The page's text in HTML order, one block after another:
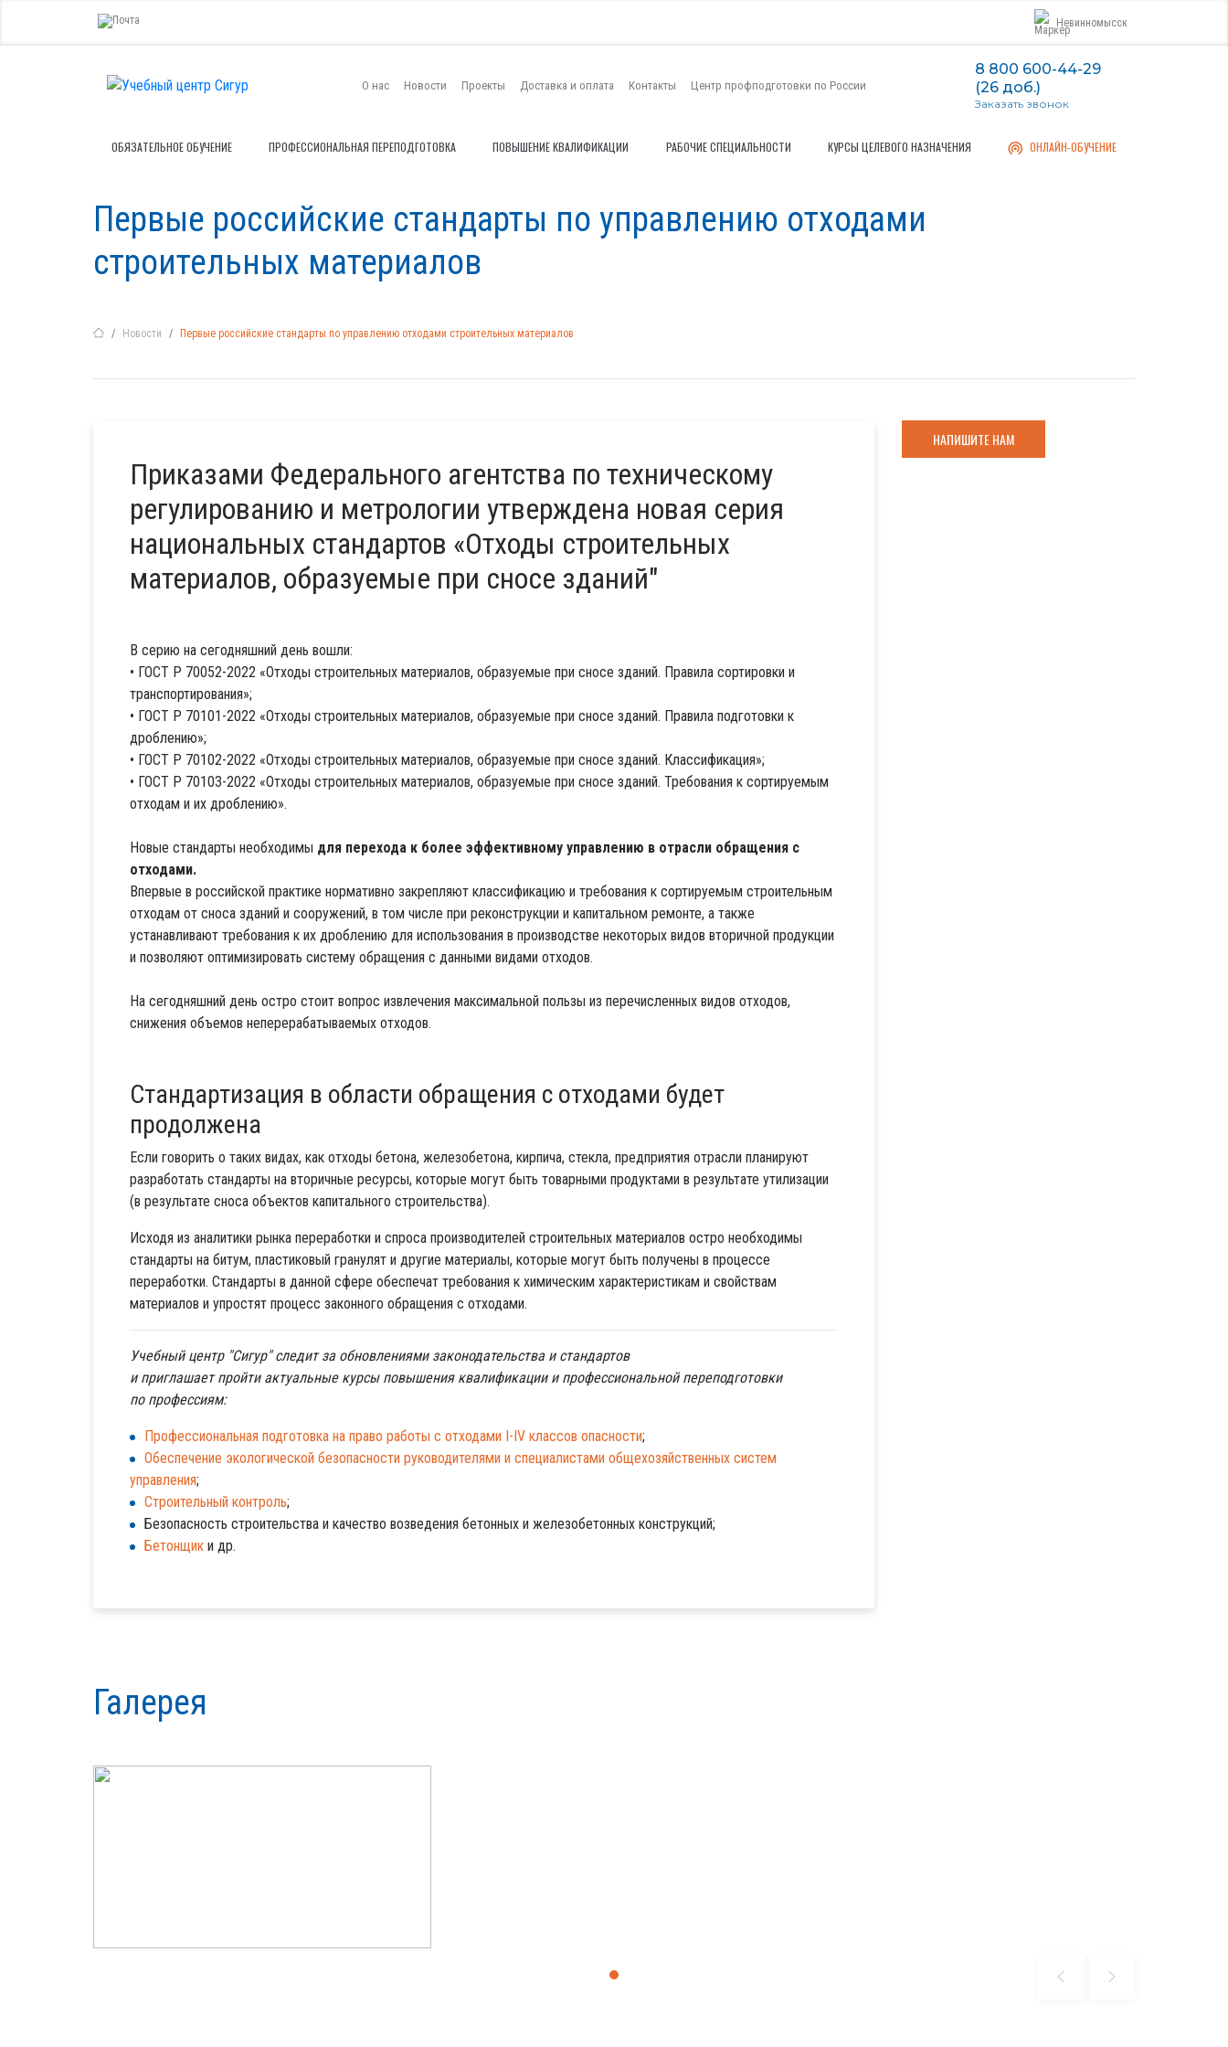
Невинномысск
О нас Новости Проекты Доставка и оплата Контакты Центр профподготовки по России
8 800 600-44-29
(26 доб.)
Заказать звонок
ОБЯЗАТЕЛЬНОЕ ОБУЧЕНИЕ ПРОФЕССИОНАЛЬНАЯ ПЕРЕПОДГОТОВКА ПОВЫШЕНИЕ КВАЛИФИКАЦИИ РАБОЧИЕ СПЕЦИАЛЬНОСТИ КУРСЫ ЦЕЛЕВОГО НАЗНАЧЕНИЯ ОНЛАЙН-ОБУЧЕНИЕ
Первые российские стандарты по управлению отходами
строительных материалов
Новости Первые российские стандарты по управлению отходами строительных материалов
Приказами Федерального агентства по техническому
регулированию и метрологии утверждена новая серия
национальных стандартов «Отходы строительных
материалов, образуемые при сносе зданий"
В серию на сегодняшний день вошли:
• ГОСТ Р 70052-2022 «Отходы строительных материалов, образуемые при сносе зданий. Правила сортировки и
транспортирования»;
• ГОСТ Р 70101-2022 «Отходы строительных материалов, образуемые при сносе зданий. Правила подготовки к
дроблению»;
• ГОСТ Р 70102-2022 «Отходы строительных материалов, образуемые при сносе зданий. Классификация»;
• ГОСТ Р 70103-2022 «Отходы строительных материалов, образуемые при сносе зданий. Требования к сортируемым
отходам и их дроблению».
Новые стандарты необходимы для перехода к более эффективному управлению в отрасли обращения с
отходами.
Впервые в российской практике нормативно закрепляют классификацию и требования к сортируемым строительным
отходам от сноса зданий и сооружений, в том числе при реконструкции и капитальном ремонте, а также
устанавливают требования к их дроблению для использования в производстве некоторых видов вторичной продукции
и позволяют оптимизировать систему обращения с данными видами отходов.
На сегодняшний день остро стоит вопрос извлечения максимальной пользы из перечисленных видов отходов,
снижения объемов неперерабатываемых отходов.
Стандартизация в области обращения с отходами будет
продолжена
Если говорить о таких видах, как отходы бетона, железобетона, кирпича, стекла, предприятия отрасли планируют
разработать стандарты на вторичные ресурсы, которые могут быть товарными продуктами в результате утилизации
(в результате сноса объектов капитального строительства).
Исходя из аналитики рынка переработки и спроса производителей строительных материалов остро необходимы
стандарты на битум, пластиковый гранулят и другие материалы, которые могут быть получены в процессе
переработки. Стандарты в данной сфере обеспечат требования к химическим характеристикам и свойствам
материалов и упростят процесс законного обращения с отходами.
Учебный центр "Сигур" следит за обновлениями законодательства и стандартов
и приглашает пройти актуальные курсы повышения квалификации и профессиональной переподготовки
по профессиям:
Профессиональная подготовка на право работы с отходами I-IV классов опасности;
Обеспечение экологической безопасности руководителями и специалистами общехозяйственных систем
управления;
Строительный контроль;
Безопасность строительства и качество возведения бетонных и железобетонных конструкций;
Бетонщик и др.
НАПИШИТЕ НАМ
Галерея